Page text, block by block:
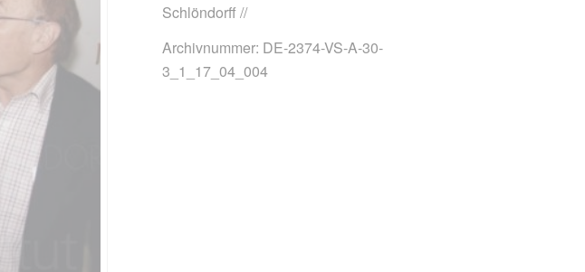
Schlöndorff //
Archivnummer: DE-2374-VS-A-30-
3_1_17_04_004